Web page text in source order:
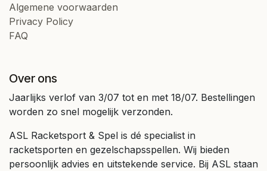
Algemene voorwaarden
Privacy Policy
FAQ
Over ons
Jaarlijks verlof van 3/07 tot en met 18/07. Bestellingen
worden zo snel mogelijk verzonden.
ASL Racketsport & Spel is dé specialist in
racketsporten en gezelschapsspellen. Wij bieden
persoonlijk advies en uitstekende service. Bij ASL staan